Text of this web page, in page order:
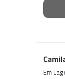
Em